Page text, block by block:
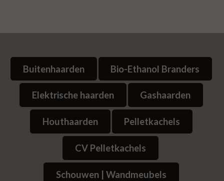
Buitenhaarden Bio-Ethanol Branders
Elektrische haarden Gashaarden
Houthaarden Pelletkachels
CV Pelletkachels
Schouwen | Wandmeubels